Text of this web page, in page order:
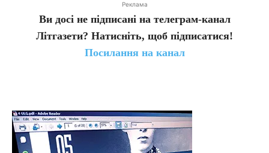
Реклама
Ви досі не підписані на телеграм-канал
Літгазети? Натисніть, щоб підписатися!
Посилання на канал